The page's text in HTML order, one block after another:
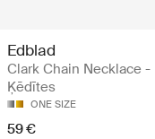
Edblad
Clark Chain Necklace -
Ķēdītes
ONE SIZE
59 €